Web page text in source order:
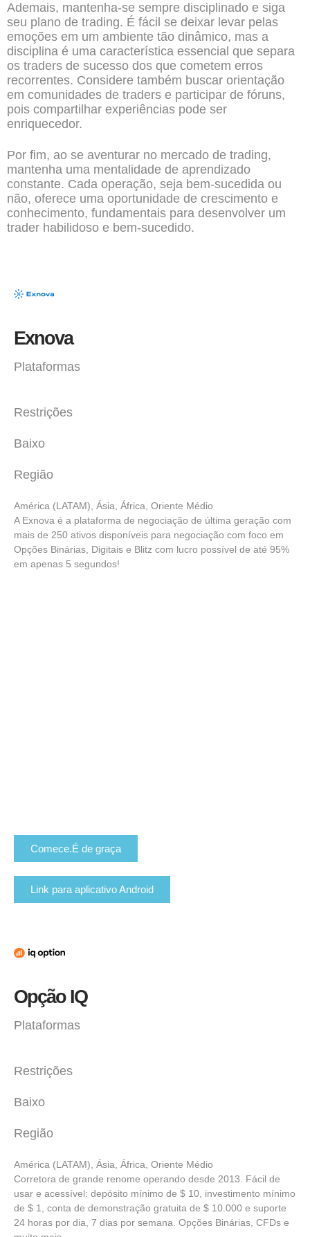
Ademais, mantenha-se sempre disciplinado e siga
seu plano de trading. É fácil se deixar levar pelas
emoções em um ambiente tão dinâmico, mas a
disciplina é uma característica essencial que separa
os traders de sucesso dos que cometem erros
recorrentes. Considere também buscar orientação
em comunidades de traders e participar de fóruns,
pois compartilhar experiências pode ser
enriquecedor.
Por fim, ao se aventurar no mercado de trading,
mantenha uma mentalidade de aprendizado
constante. Cada operação, seja bem-sucedida ou
não, oferece uma oportunidade de crescimento e
conhecimento, fundamentais para desenvolver um
trader habilidoso e bem-sucedido.
Exnova
Plataformas
Restrições
Baixo
Região
América (LATAM), Ásia, África, Oriente Médio
A Exnova é a plataforma de negociação de última geração com
mais de 250 ativos disponíveis para negociação com foco em
Opções Binárias, Digitais e Blitz com lucro possível de até 95%
em apenas 5 segundos!
Comece.É de graça
Link para aplicativo Android
Opção IQ
Plataformas
Restrições
Baixo
Região
América (LATAM), Ásia, África, Oriente Médio
Corretora de grande renome operando desde 2013. Fácil de
usar e acessível: depósito mínimo de $ 10, investimento mínimo
de $ 1, conta de demonstração gratuita de $ 10.000 e suporte
24 horas por dia, 7 dias por semana. Opções Binárias, CFDs e